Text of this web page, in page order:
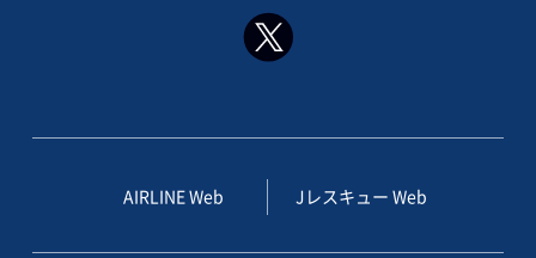
AIRLINE Web Jレスキュー Web